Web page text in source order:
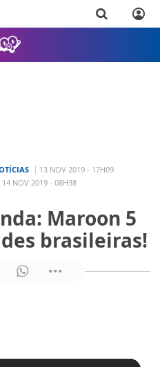
13 NOV 2019 - 17H09
14 NOV 2019 - 08H38
Maroon 5
brasileiras!